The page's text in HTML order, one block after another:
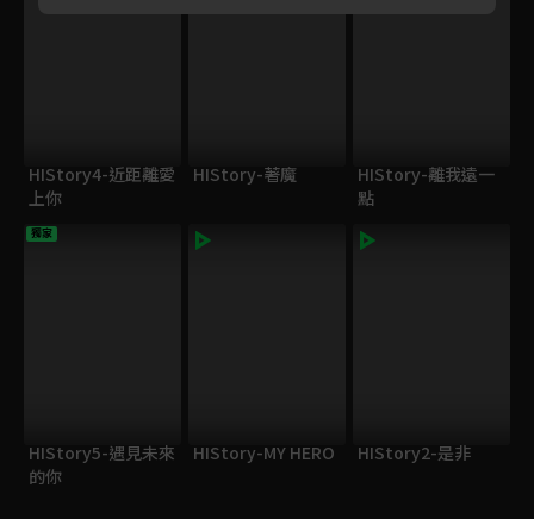
HIStory4-近距離愛
上你
HIStory-著魔
HIStory-離我遠一
點
獨家
HIStory5-遇見未來
的你
HIStory-MY HERO HIStory2-是非